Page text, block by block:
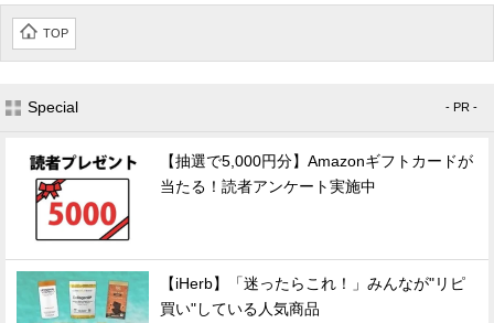
TOP
Special - PR -
【抽選で5,000円分】Amazonギフトカードが
当たる！読者アンケート実施中
【iHerb】「迷ったらこれ！」みんなが"リピ
買い"している人気商品